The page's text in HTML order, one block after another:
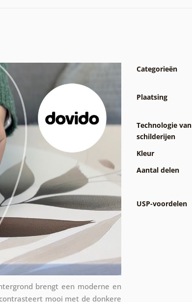
brengt een moderne en
mooi met de donkere
Categorieën
Plaatsing
Technologie van
schilderijen
Kleur
Aantal delen
USP-voordelen